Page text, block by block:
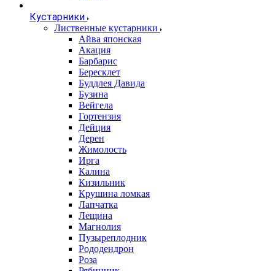
Кустарники
Лиственные кустарники
Айва японская
Акация
Барбарис
Бересклет
Буддлея Давида
Бузина
Вейгела
Гортензия
Дейция
Дерен
Жимолость
Ирга
Калина
Кизильник
Крушина ломкая
Лапчатка
Лещина
Магнолия
Пузыреплодник
Рододендрон
Роза